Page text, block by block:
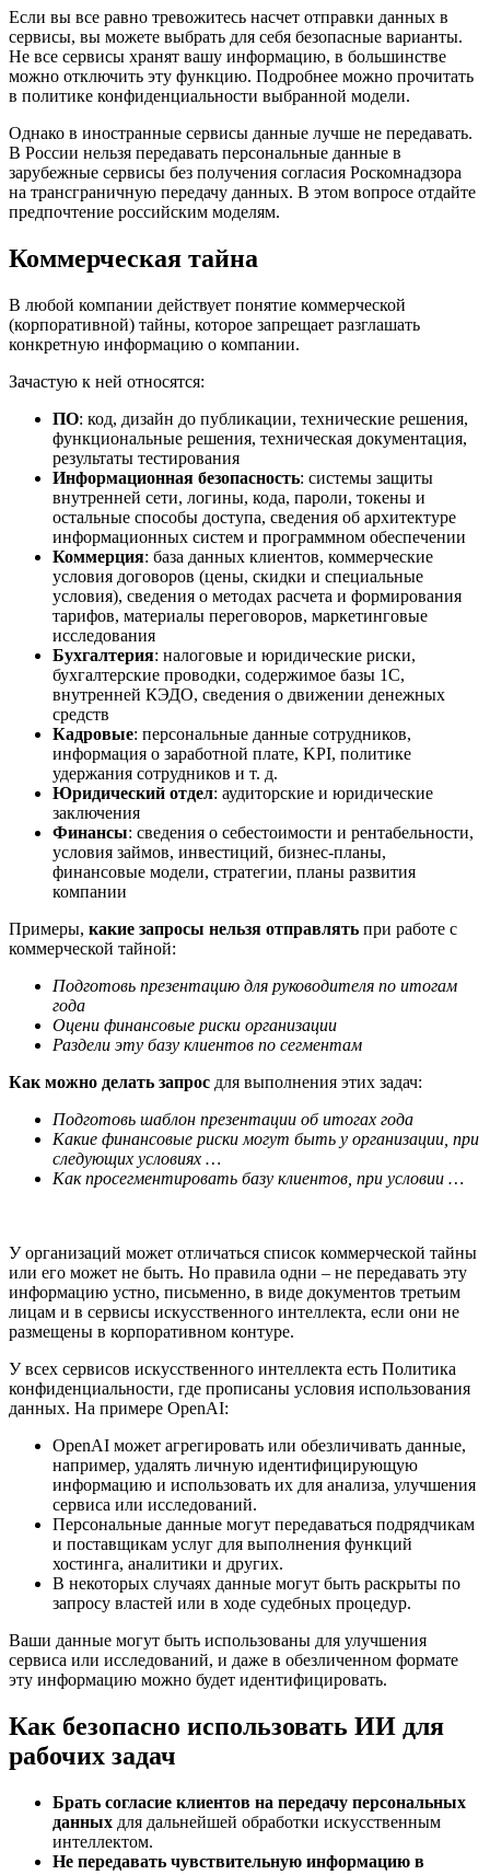
Если вы все равно тревожитесь насчет отправки данных в
сервисы, вы можете выбрать для себя безопасные варианты.
Не все сервисы хранят вашу информацию, в большинстве
можно отключить эту функцию. Подробнее можно прочитать
в политике конфиденциальности выбранной модели.
Однако в иностранные сервисы данные лучше не передавать.
В России нельзя передавать персональные данные в
зарубежные сервисы без получения согласия Роскомнадзора
на трансграничную передачу данных. В этом вопросе отдайте
предпочтение российским моделям.
Коммерческая тайна
В любой компании действует понятие коммерческой
(корпоративной) тайны, которое запрещает разглашать
конкретную информацию о компании.
Зачастую к ней относятся:
ПО: код, дизайн до публикации, технические решения,
функциональные решения, техническая документация,
результаты тестирования
Информационная безопасность: системы защиты
внутренней сети, логины, кода, пароли, токены и
остальные способы доступа, сведения об архитектуре
информационных систем и программном обеспечении
Коммерция: база данных клиентов, коммерческие
условия договоров (цены, скидки и специальные
условия), сведения о методах расчета и формирования
тарифов, материалы переговоров, маркетинговые
исследования
Бухгалтерия: налоговые и юридические риски,
бухгалтерские проводки, содержимое базы 1С,
внутренней КЭДО, сведения о движении денежных
средств
Кадровые: персональные данные сотрудников,
информация о заработной плате, KPI, политике
удержания сотрудников и т. д.
Юридический отдел: аудиторские и юридические
заключения
Финансы: сведения о себестоимости и рентабельности,
условия займов, инвестиций, бизнес-планы,
финансовые модели, стратегии, планы развития
компании
Примеры, какие запросы нельзя отправлять при работе с
коммерческой тайной:
Подготовь презентацию для руководителя по итогам
года
Оцени финансовые риски организации
Раздели эту базу клиентов по сегментам
Как можно делать запрос для выполнения этих задач:
Подготовь шаблон презентации об итогах года
Какие финансовые риски могут быть у организации, при
следующих условиях …
Как просегментировать базу клиентов, при условии …
У организаций может отличаться список коммерческой тайны
или его может не быть. Но правила одни – не передавать эту
информацию устно, письменно, в виде документов третьим
лицам и в сервисы искусственного интеллекта, если они не
размещены в корпоративном контуре.
У всех сервисов искусственного интеллекта есть Политика
конфиденциальности, где прописаны условия использования
данных. На примере OpenAI:
OpenAI может агрегировать или обезличивать данные,
например, удалять личную идентифицирующую
информацию и использовать их для анализа, улучшения
сервиса или исследований.
Персональные данные могут передаваться подрядчикам
и поставщикам услуг для выполнения функций
хостинга, аналитики и других.
В некоторых случаях данные могут быть раскрыты по
запросу властей или в ходе судебных процедур.
Ваши данные могут быть использованы для улучшения
сервиса или исследований, и даже в обезличенном формате
эту информацию можно будет идентифицировать.
Как безопасно использовать ИИ для
рабочих задач
Брать согласие клиентов на передачу персональных
данных для дальнейшей обработки искусственным
интеллектом.
Не передавать чувствительную информацию в